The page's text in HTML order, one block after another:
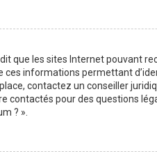
que les sites Internet pouvant
informations permettant
contactez un conseiller
pour des questions
? ».